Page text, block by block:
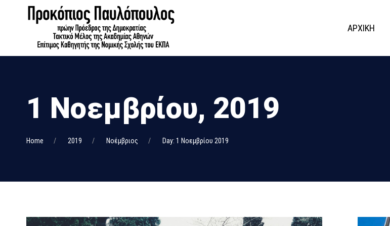
ΑΡΧΙΚΗ
1 Νοεμβρίου, 2019
Home 2019 Νοέμβριος Day: 1 Νοεμβρίου 2019